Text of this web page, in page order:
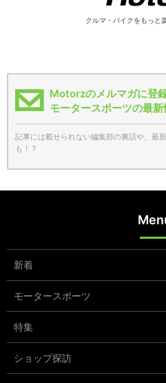
クルマ・バイクをもっと
Motorzのメルマガに登
モータースポーツの最新
記事には載せられない編集部の裏話や、最
も！？
新着
モータースポーツ
特集
ショップ探訪